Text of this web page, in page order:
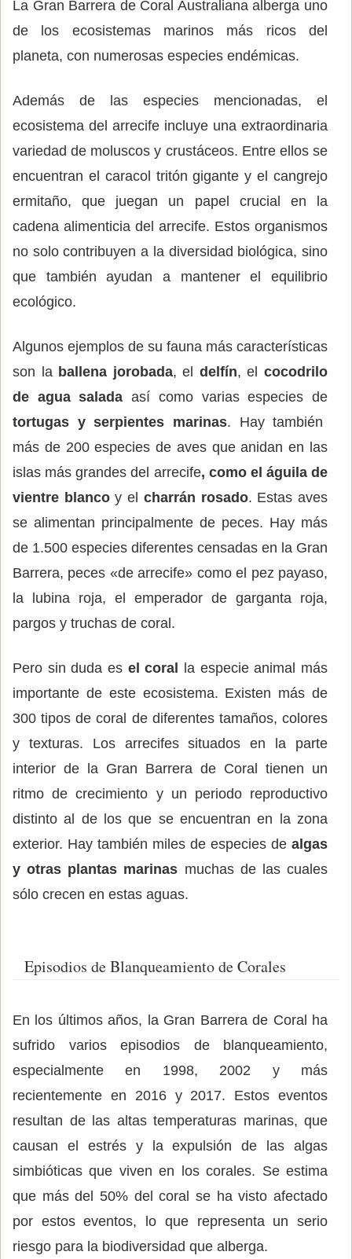
La Gran Barrera de Coral Australiana alberga uno
de los ecosistemas marinos más ricos del
planeta, con numerosas especies endémicas.
Además de las especies mencionadas, el
ecosistema del arrecife incluye una extraordinaria
variedad de moluscos y crustáceos. Entre ellos se
encuentran el caracol tritón gigante y el cangrejo
ermitaño, que juegan un papel crucial en la
cadena alimenticia del arrecife. Estos organismos
no solo contribuyen a la diversidad biológica, sino
que también ayudan a mantener el equilibrio
ecológico.
Algunos ejemplos de su fauna más características
son la ballena jorobada, el delfín, elcocodrilo
de agua salada así como varias especies de
tortugas y serpientes marinas. Hay también
más de 200 especies de aves que anidan en las
islas más grandes del arrecife, como el águila de
vientre blancoy el charrán rosado. Estas aves
se alimentan principalmente de peces. Hay más
de 1.500 especies diferentes censadas en la Gran
Barrera, peces «de arrecife» como el pez payaso,
la lubina roja, el emperador de garganta roja,
pargos y truchas de coral.
Pero sin duda es el coral la especie animal más
importante de este ecosistema. Existen más de
300 tipos de coral de diferentes tamaños, colores
y texturas. Los arrecifes situados en la parte
interior de la Gran Barrera de Coral tienen un
ritmo de crecimiento y un periodo reproductivo
distinto al de los que se encuentran en la zona
exterior. Hay también miles de especies de algas
y otras plantas marinas muchas de las cuales
sólo crecen en estas aguas.
Episodios de Blanqueamiento de Corales
En los últimos años, la Gran Barrera de Coral ha
sufrido varios episodios de blanqueamiento,
especialmente en 1998, 2002 y más
recientemente en 2016 y 2017. Estos eventos
resultan de las altas temperaturas marinas, que
causan el estrés y la expulsión de las algas
simbióticas que viven en los corales. Se estima
que más del 50% del coral se ha visto afectado
por estos eventos, lo que representa un serio
riesgo para la biodiversidad que alberga.